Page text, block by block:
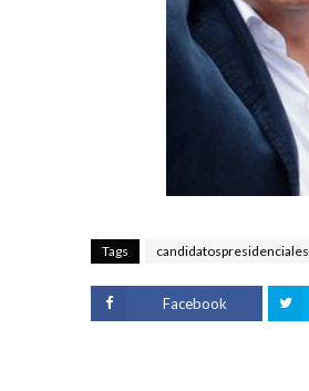
Tags candidatospresidenciales
Facebook